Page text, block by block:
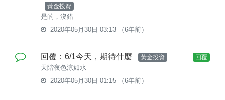
黃金投資
是的，沒錯
2020年05月30日 03:13
（6年前）
回覆：6/1今天，期待什麼 黃金投資
天階夜色涼如水
2020年05月30日 01:15
（6年前）
回覆